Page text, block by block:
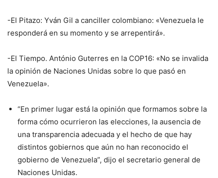
-El Pitazo: Yván Gil a canciller colombiano: «Venezuela le
responderá en su momento y se arrepentirá».
-El Tiempo. António Guterres en la COP16: «No se invalida
la opinión de Naciones Unidas sobre lo que pasó en
Venezuela».
“En primer lugar está la opinión que formamos sobre la
forma cómo ocurrieron las elecciones, la ausencia de
una transparencia adecuada y el hecho de que hay
distintos gobiernos que aún no han reconocido el
gobierno de Venezuela”, dijo el secretario general de
Naciones Unidas.